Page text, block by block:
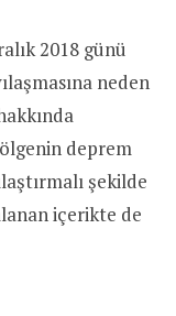
2018 günü
neden
deprem
şekilde
içerikte de